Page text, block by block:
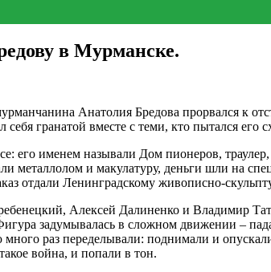
в Мурманске.
Анатолия Бредова прорвался
гранатой вместе с теми, кто пытался
его именем называли Дом пионеров,
металлолом и макулатуру, деньги шли на
отдали Ленинградскому живописно-
Алексей Далиненко и Владимир
задумывалась в сложном движении –
раз переделывали: поднимали и
война, и попали в тон.